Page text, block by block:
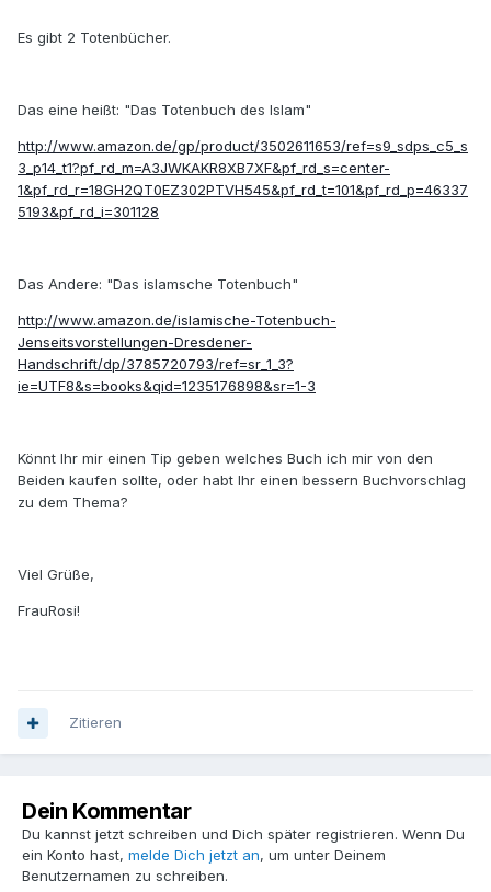
Es gibt 2 Totenbücher.
Das eine heißt: "Das Totenbuch des Islam"
http://www.amazon.de/gp/product/3502611653/ref=s9_sdps_c5_s
3_p14_t1?pf_rd_m=A3JWKAKR8XB7XF&pf_rd_s=center-
1&pf_rd_r=18GH2QT0EZ302PTVH545&pf_rd_t=101&pf_rd_p=46337
5193&pf_rd_i=301128
Das Andere: "Das islamsche Totenbuch"
http://www.amazon.de/islamische-Totenbuch-
Jenseitsvorstellungen-Dresdener-
Handschrift/dp/3785720793/ref=sr_1_3?
ie=UTF8&s=books&qid=1235176898&sr=1-3
Könnt Ihr mir einen Tip geben welches Buch ich mir von den
Beiden kaufen sollte, oder habt Ihr einen bessern Buchvorschlag
zu dem Thema?
Viel Grüße,
FrauRosi!
Zitieren
Dein Kommentar
Du kannst jetzt schreiben und Dich später registrieren. Wenn Du
ein Konto hast, melde Dich jetzt an, um unter Deinem
Benutzernamen zu schreiben.